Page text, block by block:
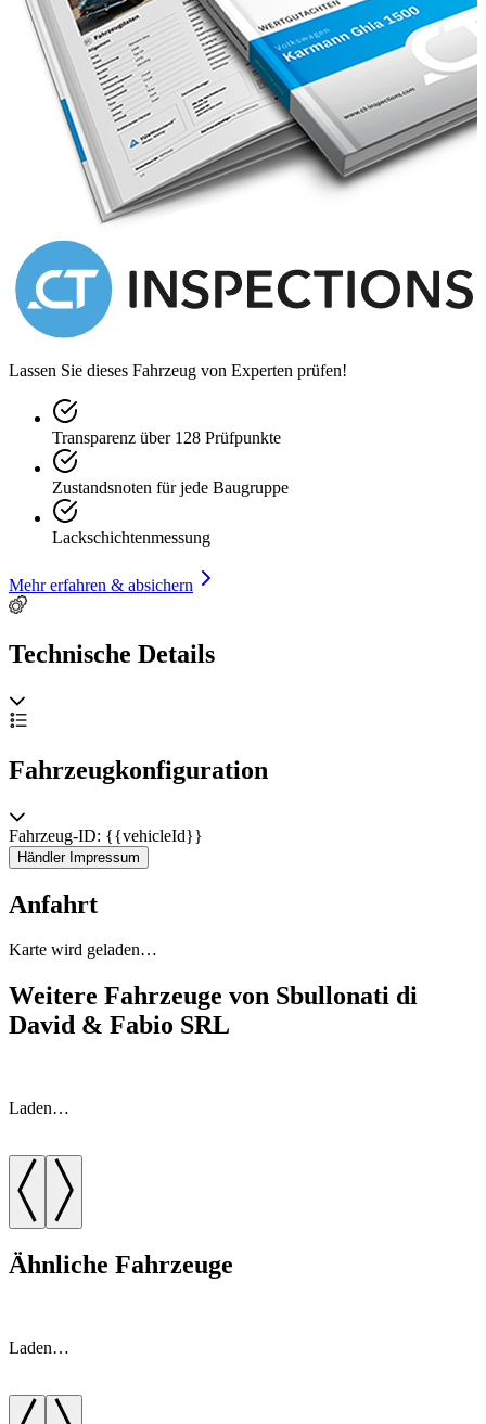
Lassen Sie dieses Fahrzeug von Experten prüfen!
Transparenz über 128 Prüfpunkte
Zustandsnoten für jede Baugruppe
Lackschichtenmessung
Mehr erfahren & absichern
Technische Details
Fahrzeugkonfiguration
Fahrzeug-ID: {{vehicleId}}
Händler Impressum
Anfahrt
Karte wird geladen…
Weitere Fahrzeuge von Sbullonati di
David & Fabio SRL
Laden…
Ähnliche Fahrzeuge
Laden…